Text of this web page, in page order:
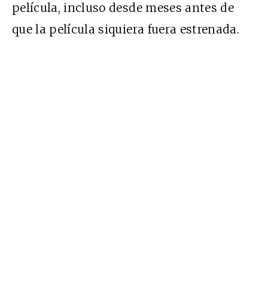
película, incluso desde meses antes de
que la película siquiera fuera estrenada.